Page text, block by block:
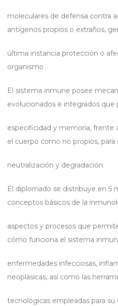
moleculares de defensa contra
antígenos propios o extraños,
última instancia protección o
organismo
El sistema inmune posee
evolucionados e integrados que
especificidad y memoria, frente
el cuerpo como no propios, para
neutralización y degradación.
El diplomado se distribuye en 5
conceptos básicos de la
aspectos y procesos que
cómo funciona el sistema
enfermedades infecciosas,
neoplásicas, así como las
tecnológicas empleadas para su